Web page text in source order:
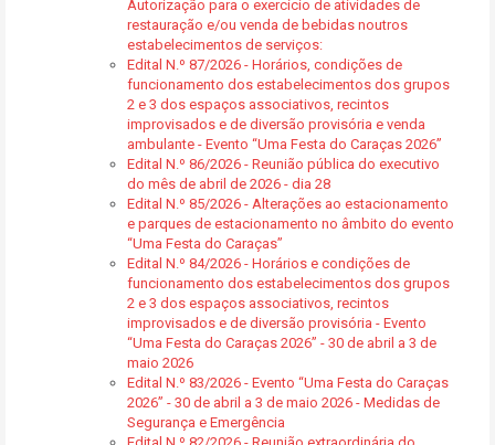
Autorização para o exercício de atividades de
restauração e/ou venda de bebidas noutros
estabelecimentos de serviços:
Edital N.º 87/2026 - Horários, condições de
funcionamento dos estabelecimentos dos grupos
2 e 3 dos espaços associativos, recintos
improvisados e de diversão provisória e venda
ambulante - Evento “Uma Festa do Caraças 2026”
Edital N.º 86/2026 - Reunião pública do executivo
do mês de abril de 2026 - dia 28
Edital N.º 85/2026 - Alterações ao estacionamento
e parques de estacionamento no âmbito do evento
“Uma Festa do Caraças”
Edital N.º 84/2026 - Horários e condições de
funcionamento dos estabelecimentos dos grupos
2 e 3 dos espaços associativos, recintos
improvisados e de diversão provisória - Evento
“Uma Festa do Caraças 2026” - 30 de abril a 3 de
maio 2026
Edital N.º 83/2026 - Evento “Uma Festa do Caraças
2026” - 30 de abril a 3 de maio 2026 - Medidas de
Segurança e Emergência